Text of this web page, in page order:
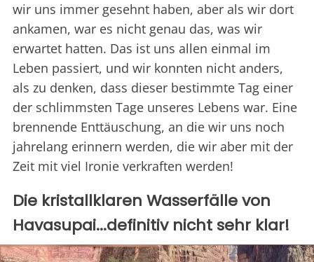
wir uns immer gesehnt haben, aber als wir dort
ankamen, war es nicht genau das, was wir
erwartet hatten. Das ist uns allen einmal im
Leben passiert, und wir konnten nicht anders,
als zu denken, dass dieser bestimmte Tag einer
der schlimmsten Tage unseres Lebens war. Eine
brennende Enttäuschung, an die wir uns noch
jahrelang erinnern werden, die wir aber mit der
Zeit mit viel Ironie verkraften werden!
Die kristallklaren Wasserfälle von
Havasupai...definitiv nicht sehr klar!